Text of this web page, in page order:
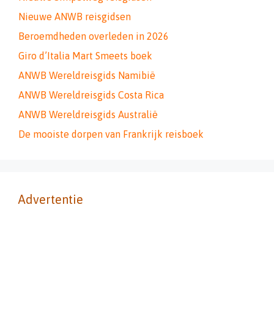
Nieuwe ANWB reisgidsen
Beroemdheden overleden in 2026
Giro d’Italia Mart Smeets boek
ANWB Wereldreisgids Namibië
ANWB Wereldreisgids Costa Rica
ANWB Wereldreisgids Australië
De mooiste dorpen van Frankrijk reisboek
Advertentie